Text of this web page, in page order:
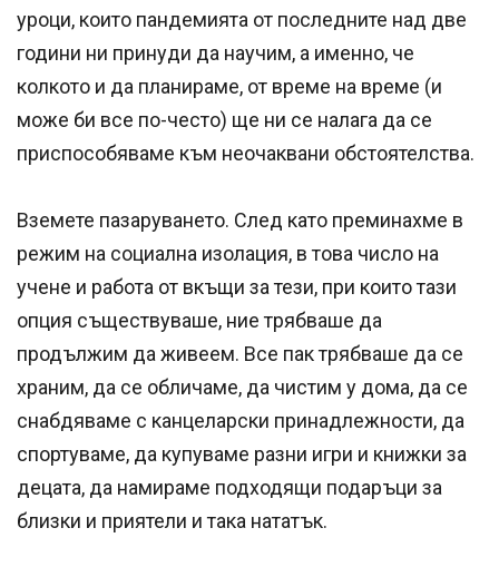
уроци, които пандемията от последните над две
години ни принуди да научим, а именно, че
колкото и да планираме, от време на време (и
може би все по-често) ще ни се налага да се
приспособяваме към неочаквани обстоятелства.
Вземете пазаруването. След като преминахме в
режим на социална изолация, в това число на
учене и работа от вкъщи за тези, при които тази
опция съществуваше, ние трябваше да
продължим да живеем. Все пак трябваше да се
храним, да се обличаме, да чистим у дома, да се
снабдяваме с канцеларски принадлежности, да
спортуваме, да купуваме разни игри и книжки за
децата, да намираме подходящи подаръци за
близки и приятели и така нататък.